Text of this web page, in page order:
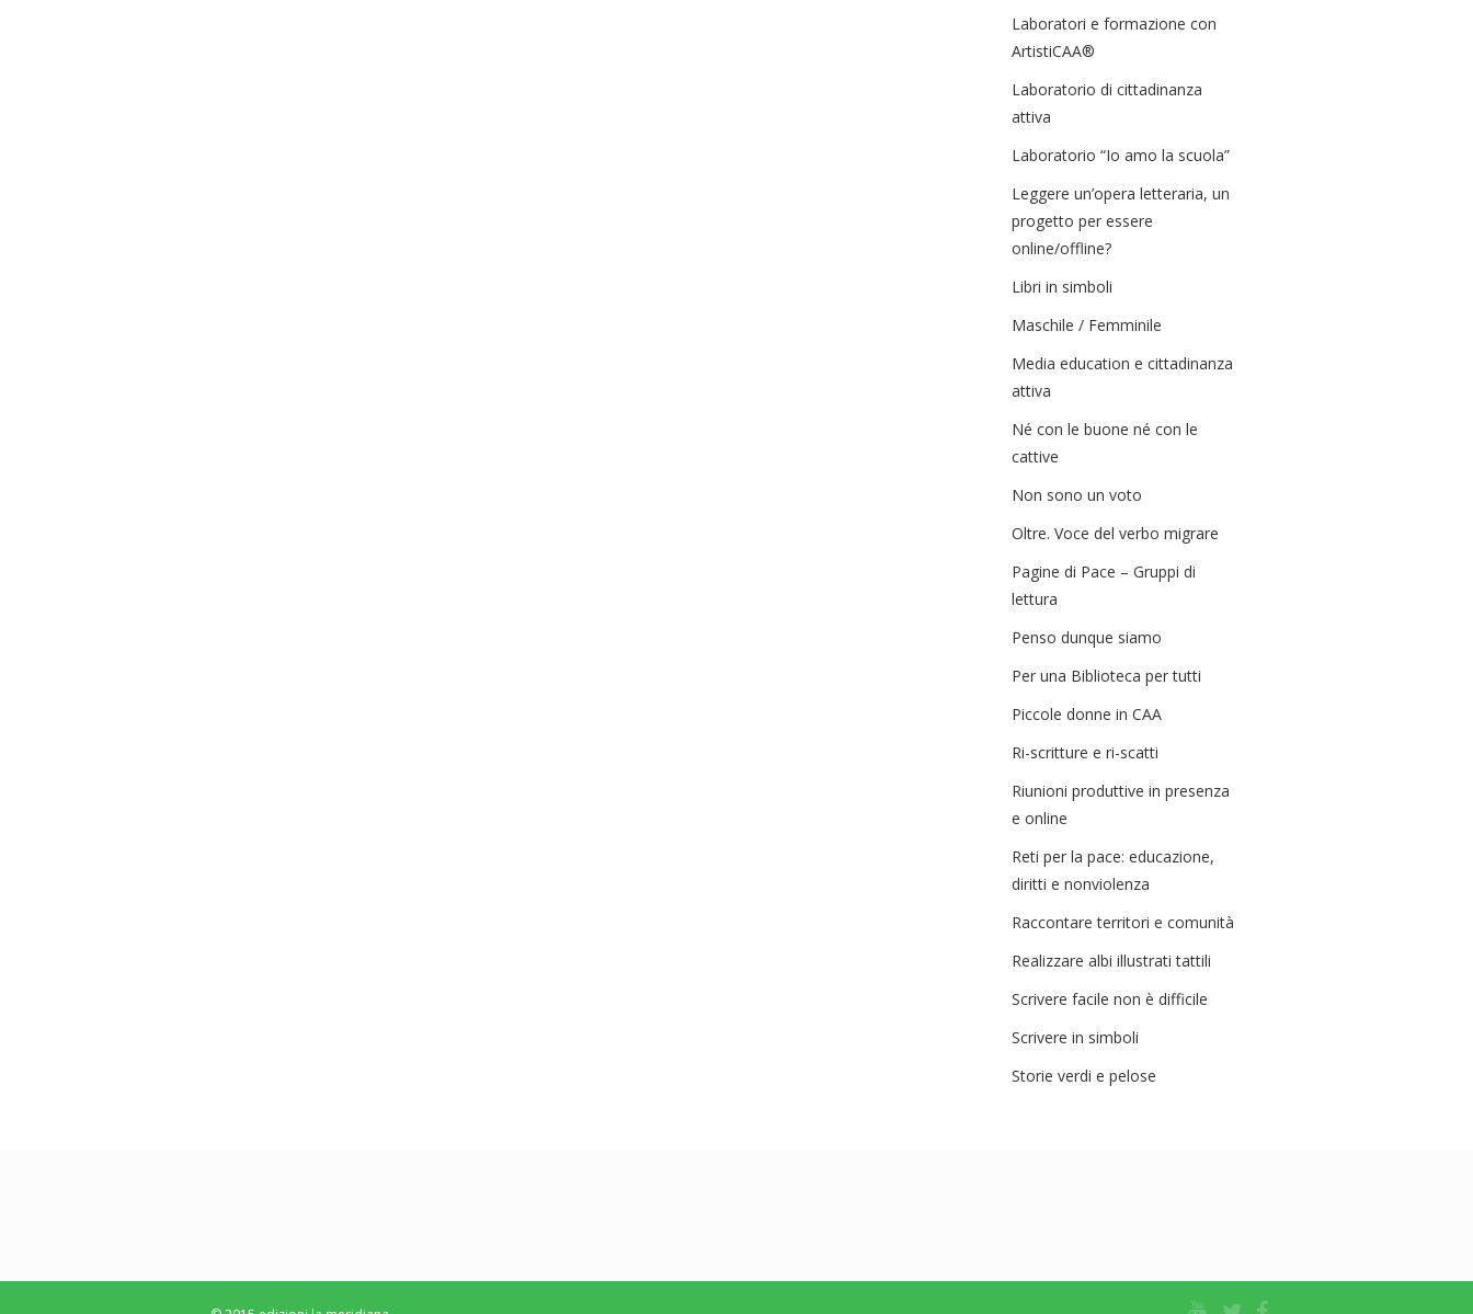
Laboratori e formazione con
ArtistiCAA®
Laboratorio di cittadinanza
attiva
Laboratorio “Io amo la scuola”
Leggere un’opera letteraria, un
progetto per essere
online/offline?
Libri in simboli
Maschile / Femminile
Media education e cittadinanza
attiva
Né con le buone né con le
cattive
Non sono un voto
Oltre. Voce del verbo migrare
Pagine di Pace – Gruppi di
lettura
Penso dunque siamo
Per una Biblioteca per tutti
Piccole donne in CAA
Ri-scritture e ri-scatti
Riunioni produttive in presenza
e online
Reti per la pace: educazione,
diritti e nonviolenza
Raccontare territori e comunità
Realizzare albi illustrati tattili
Scrivere facile non è difficile
Scrivere in simboli
Storie verdi e pelose